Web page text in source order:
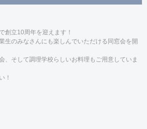
創立10周年を迎えます！
生のみなさんにも楽しんでいただける同窓会を開
、そして調理学校らしいお料理もご用意していま
！
始